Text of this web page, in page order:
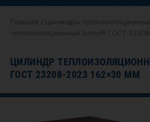
Главная Цилиндры
теплоизоляционный Isoroll® ГОСТ
ЦИЛИНДР
ГОСТ 23208-2023 162×30 ММ